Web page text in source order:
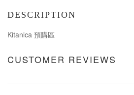
DESCRIPTION
Kitanica 預購區
CUSTOMER REVIEWS